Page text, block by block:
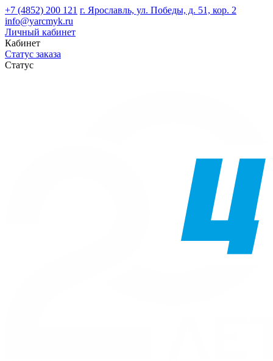
+7 (4852) 200 121 г. Ярославль, ул. Победы, д. 51, кор. 2
info@yarcmyk.ru
Личный кабинет
Кабинет
Статус заказа
Статус